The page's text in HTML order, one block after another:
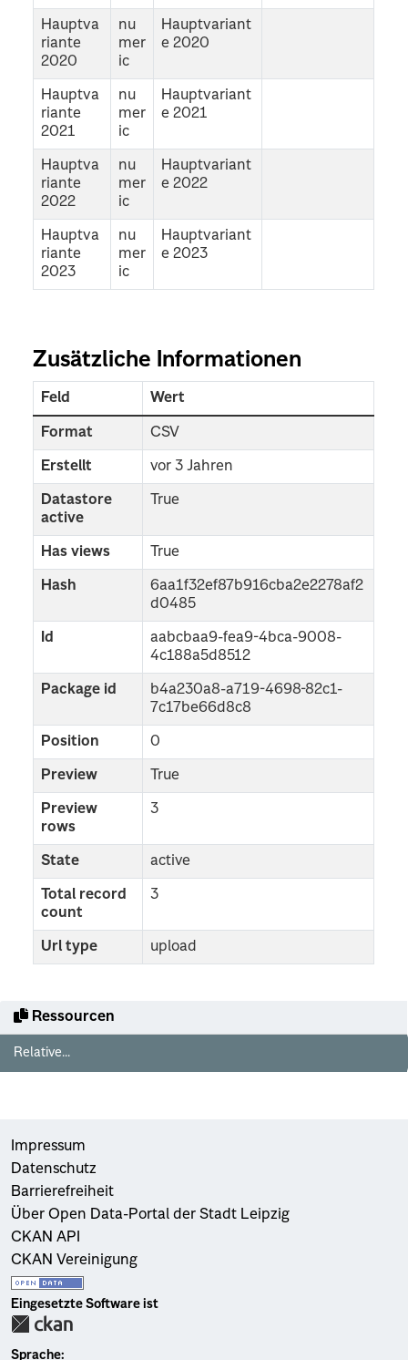
Ressourcen
Relative...
Hauptva
riante
2020
nu
mer
ic
Hauptvariant
e 2020
Hauptva
riante
2021
nu
mer
ic
Hauptvariant
e 2021
Hauptva
riante
2022
nu
mer
ic
Hauptvariant
e 2022
Hauptva
riante
2023
nu
mer
ic
Hauptvariant
e 2023
Zusätzliche Informationen
Feld Wert
Format CSV
Erstellt vor 3 Jahren
Datastore
active
True
Has views True
Hash
6aa1f32ef87b916cba2e2278af2
d0485
Id
aabcbaa9-fea9-4bca-9008-
4c188a5d8512
Package id
b4a230a8-a719-4698-82c1-
7c17be66d8c8
Position 0
Preview True
Preview
rows
3
State active
Total record
count
3
Url type upload
Impressum
Datenschutz
Barrierefreiheit
Über Open Data-Portal der Stadt Leipzig
CKAN API
CKAN Vereinigung
Eingesetzte Software ist
Sprache